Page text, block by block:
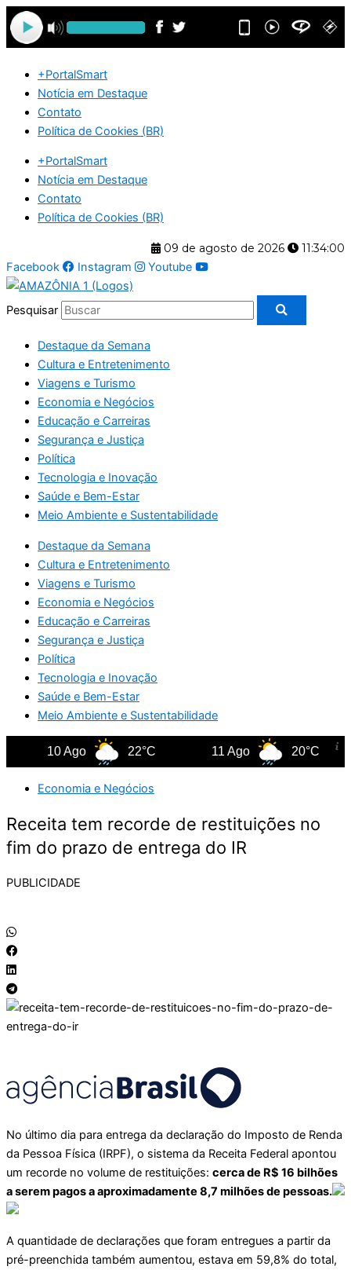
Ir
para
o
+PortalSmart
Notícia em Destaque
Contato
Política de Cookies (BR)
+PortalSmart
Notícia em Destaque
Contato
Política de Cookies (BR)
09 de agosto de 2026
11:34:01
Facebook
Instagram Youtube
Pesquisar
Destaque da Semana
Cultura e Entretenimento
Viagens e Turismo
Economia e Negócios
Educação e Carreiras
Segurança e Justiça
Política
Tecnologia e Inovação
Saúde e Bem-Estar
Meio Ambiente e Sustentabilidade
Destaque da Semana
Cultura e Entretenimento
Viagens e Turismo
Economia e Negócios
Educação e Carreiras
Segurança e Justiça
Política
Tecnologia e Inovação
Saúde e Bem-Estar
Meio Ambiente e Sustentabilidade
10 Ago 22°C 11 Ago 20°C
Economia e Negócios
Receita tem recorde de restituições no
fim do prazo de entrega do IR
PUBLICIDADE
No último dia para entrega da declaração do Imposto de Renda
da Pessoa Física (IRPF), o sistema da Receita Federal apontou
um recorde no volume de restituições: cerca de R$ 16 bilhões
a serem pagos a aproximadamente 8,7 milhões de pessoas.
A quantidade de declarações que foram entregues a partir da
pré-preenchida também aumentou, estava em 59,8% do total,